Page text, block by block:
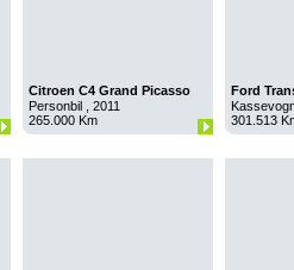
Citroen C4 Grand Picasso
1,6 HDI Aut
Personbil , 2011
265.000 Km
Ford
TDCI
301.513